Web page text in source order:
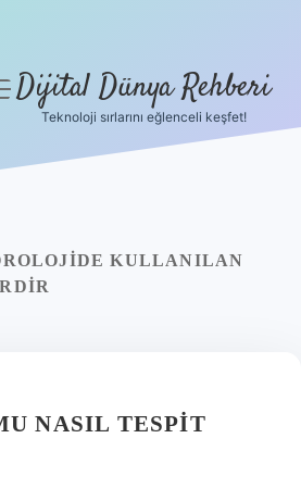
Dijital Dünya Rehberi
Teknoloji sırlarını eğlenceli keşfet!
KULLANILAN
NASIL TESPIT